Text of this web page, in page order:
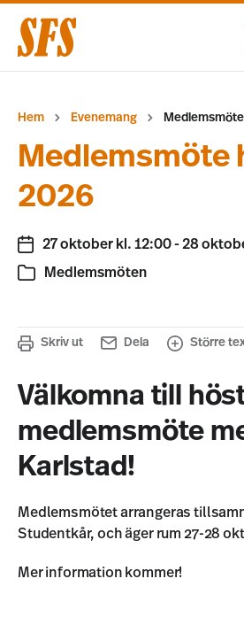
Hem Evenemang
Medlemsmöte
2026
27 oktober kl. 12:00-28
Medlemsmöten
Skriv ut Dela Större
Välkomna till
medlemsmöte
Karlstad!
Medlemsmötet arrangeras
Studentkår, och äger rum 27-28
Mer information kommer!